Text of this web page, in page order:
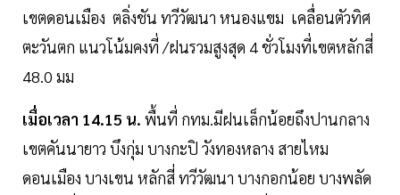
เขตดอนเมือง ตลิ่งชัน ทวีวัฒนา หนองแขม เคลื่อนตัวทิศ
ตะวันตก แนวโน้มคงที่ /ฝนรวมสูงสุด 4 ชั่วโมงที่เขตหลักสี่
48.0 มม
เมื่อเวลา 14.15 น. พื้นที่ กทม.มีฝนเล็กน้อยถึงปานกลาง
เขตคันนายาว บึงกุ่ม บางกะปิ วังทองหลาง สายไหม
ดอนเมือง บางเขน หลักสี่ ทวีวัฒนา บางกอกน้อย บางพลัด